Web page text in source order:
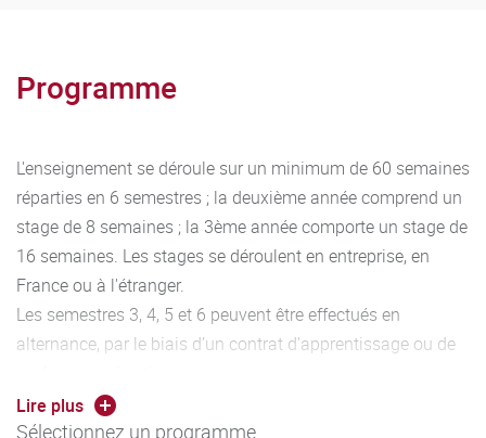
Programme
L'enseignement se déroule sur un minimum de 60 semaines
réparties en 6 semestres ; la deuxième année comprend un
stage de 8 semaines ; la 3ème année comporte un stage de
16 semaines. Les stages se déroulent en entreprise, en
France ou à l'étranger.
Les semestres 3, 4, 5 et 6 peuvent être effectués en
alternance, par le biais d’un contrat d'apprentissage ou de
Les semestres 3, 4, 5 et 6 peuvent être effectués à l’étranger,
dans les établissements partenaires de l’IUT.
Lire plus
Sélectionnez un programme